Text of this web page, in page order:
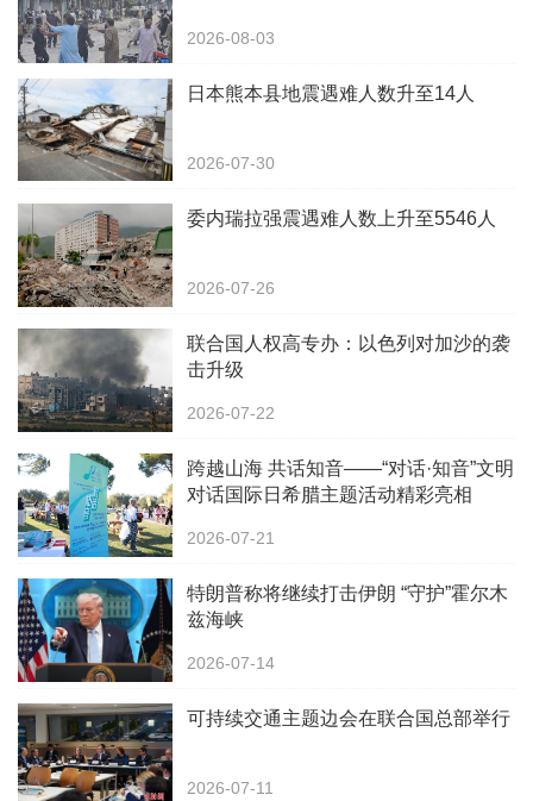
2026-08-03
日本熊本县地震遇难人数升至14人
2026-07-30
委内瑞拉强震遇难人数上升至5546人
2026-07-26
联合国人权高专办：以色列对加沙的袭
击升级
2026-07-22
跨越山海 共话知音——“对话·知音”文明
对话国际日希腊主题活动精彩亮相
2026-07-21
特朗普称将继续打击伊朗 “守护”霍尔木
兹海峡
2026-07-14
可持续交通主题边会在联合国总部举行
2026-07-11